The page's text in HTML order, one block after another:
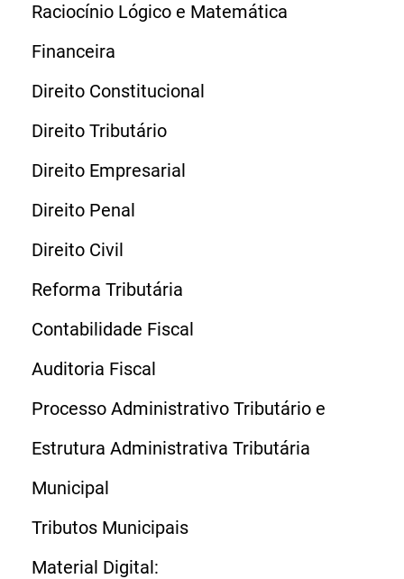
Raciocínio Lógico e Matemática
Financeira
Direito Constitucional
Direito Tributário
Direito Empresarial
Direito Penal
Direito Civil
Reforma Tributária
Contabilidade Fiscal
Auditoria Fiscal
Processo Administrativo Tributário e
Estrutura Administrativa Tributária
Municipal
Tributos Municipais
Material Digital: